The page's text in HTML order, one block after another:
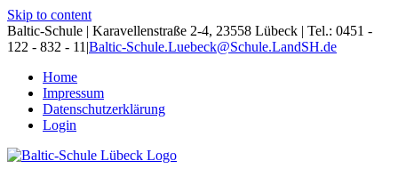
Skip to content
Baltic-Schule | Karavellenstraße 2-4, 23558 Lübeck | Tel.: 0451 -
122 - 832 - 11 |Baltic-Schule.Luebeck@Schule.LandSH.de
Home
Impressum
Datenschutzerklärung
Login